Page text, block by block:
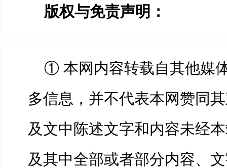
版权与免责声明：
① 本网内容转载自其他媒
多信息，并不代表本网赞同
及文中陈述文字和内容未经
及其中全部或者部分内容、